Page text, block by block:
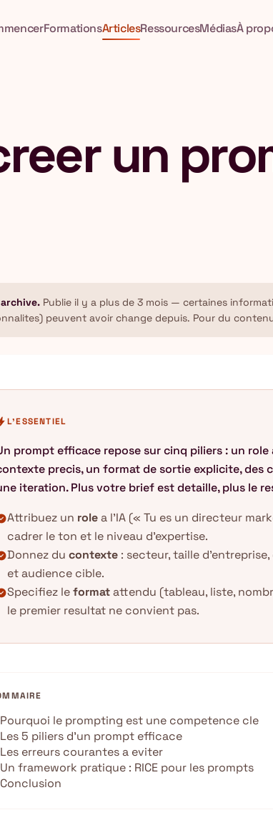
FormationsArticlesRessourcesMédiasÀ
un
Publie il y a plus de 3 mois — certaines
peuvent avoir change depuis. Pour du
L'ESSENTIEL
prompt efficace repose sur cinq piliers : un role
precis, un format de sortie explicite, des
iteration. Plus votre brief est detaille, plus le
Attribuez un rolea l'IA (« Tu es un directeur
cadrer le ton et le niveau d'expertise.
Donnez du contexte : secteur, taille
et audience cible.
Specifiez leformatattendu (tableau, liste,
le premier resultat ne convient pas.
Pourquoi le prompting est une competence cle
Les 5 piliers d’un prompt efficace
Les erreurs courantes a eviter
Un framework pratique : RICE pour les prompts
Conclusion